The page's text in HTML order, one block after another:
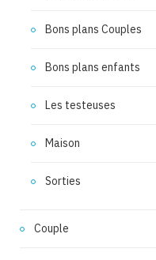
Bons plans Couples
Bons plans enfants
Les testeuses
Maison
Sorties
Couple